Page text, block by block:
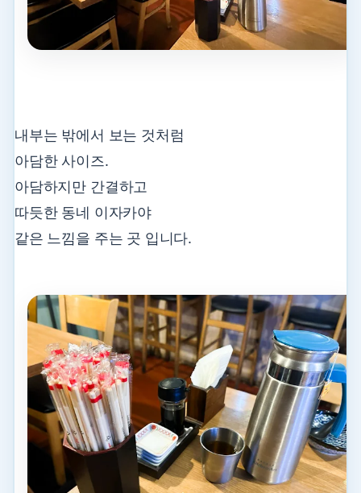
내부는 밖에서 보는 것처럼
아담한 사이즈.
아담하지만 간결하고
따듯한 동네 이자카야
같은 느낌을 주는 곳 입니다.